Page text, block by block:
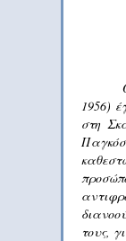
1956)
στη
τους,